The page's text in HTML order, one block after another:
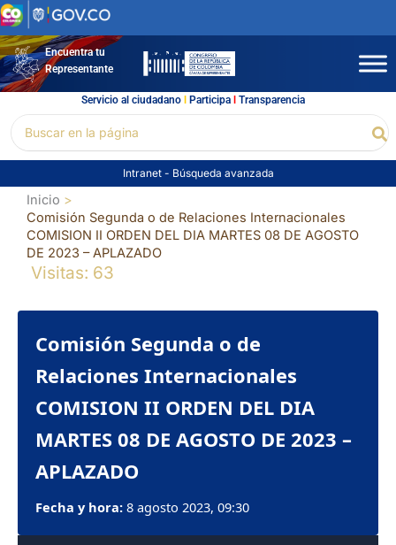
Ir
al
contenidoEncuentra tu
Representante
Servicio al ciudadano l Participal Transparencia
por:
Intranet - Búsqueda avanzada
Inicio
Comisión Segunda o de Relaciones Internacionales
COMISION II ORDEN DEL DIA MARTES 08 DE AGOSTO
DE 2023 – APLAZADO
Visitas: 63
Comisión Segunda o de
Relaciones Internacionales
COMISION II ORDEN DEL DIA
MARTES 08 DE AGOSTO DE 2023 –
APLAZADO
Fecha y hora: 8 agosto 2023, 09:30